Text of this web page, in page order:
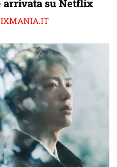
arrivata su Netflix